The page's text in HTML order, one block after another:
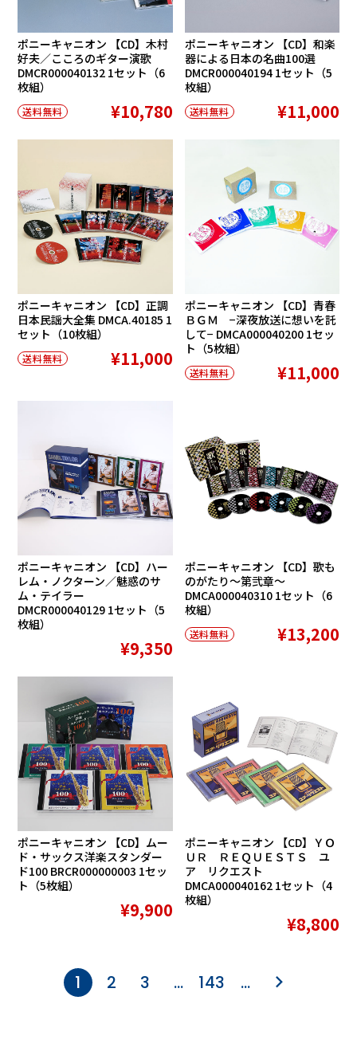
ポニーキャニオン 【CD】木村
好夫／こころのギター演歌
DMCR000040132 1セット（6
枚組）
送料無料 ¥10,780
ポニーキャニオン 【CD】和楽
器による日本の名曲100選
DMCR000040194 1セット（5
枚組）
送料無料 ¥11,000
ポニーキャニオン 【CD】正調
日本民謡大全集 DMCA.40185 1
セット（10枚組）
送料無料 ¥11,000
ポニーキャニオン 【CD】青春
ＢＧＭ −深夜放送に想いを託
して− DMCA000040200 1セッ
ト（5枚組）
送料無料 ¥11,000
ポニーキャニオン 【CD】ハー
レム・ノクターン／魅惑のサ
ム・テイラー
DMCR000040129 1セット（5
枚組）
¥9,350
ポニーキャニオン 【CD】歌も
のがたり〜第弐章〜
DMCA000040310 1セット（6
枚組）
送料無料 ¥13,200
ポニーキャニオン 【CD】ムー
ド・サックス洋楽スタンダー
ド100 BRCR000000003 1セッ
ト（5枚組）
¥9,900
ポニーキャニオン 【CD】ＹＯ
ＵＲ ＲＥＱＵＥＳＴＳ ユ
ア リクエスト
DMCA000040162 1セット（4
枚組）
¥8,800
1 2 3 … 143 …